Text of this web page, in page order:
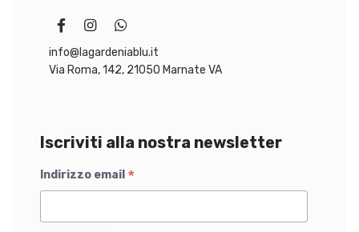
info@lagardeniablu.it
Via Roma, 142, 21050 Marnate VA
Iscriviti alla nostra newsletter
Indirizzo email *